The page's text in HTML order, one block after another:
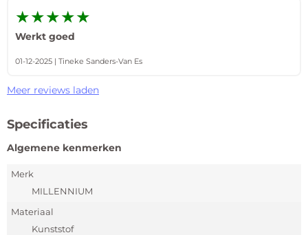
★★★★★
Werkt goed
01-12-2025 | Tineke Sanders-Van Es
Meer reviews laden
Specificaties
Algemene kenmerken
Merk
MILLENNIUM
Materiaal
Kunststof